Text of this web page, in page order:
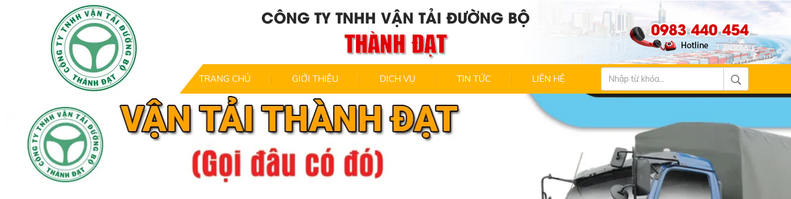
CÔNG TY TNHH VẬN TẢI ĐƯỜNG BỘ
THÀNH ĐẠT 0983 440 454
TRANG CHỦ GIỚI THIỆU DỊCH VỤ TIN TỨC LIÊN HỆ